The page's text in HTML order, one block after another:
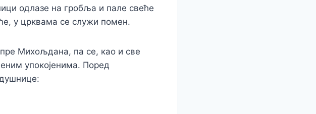
одлазе на гробља и пале свеће
у црквама се служи помен.
Михољдана, па се, као и све
упокојенима. Поред